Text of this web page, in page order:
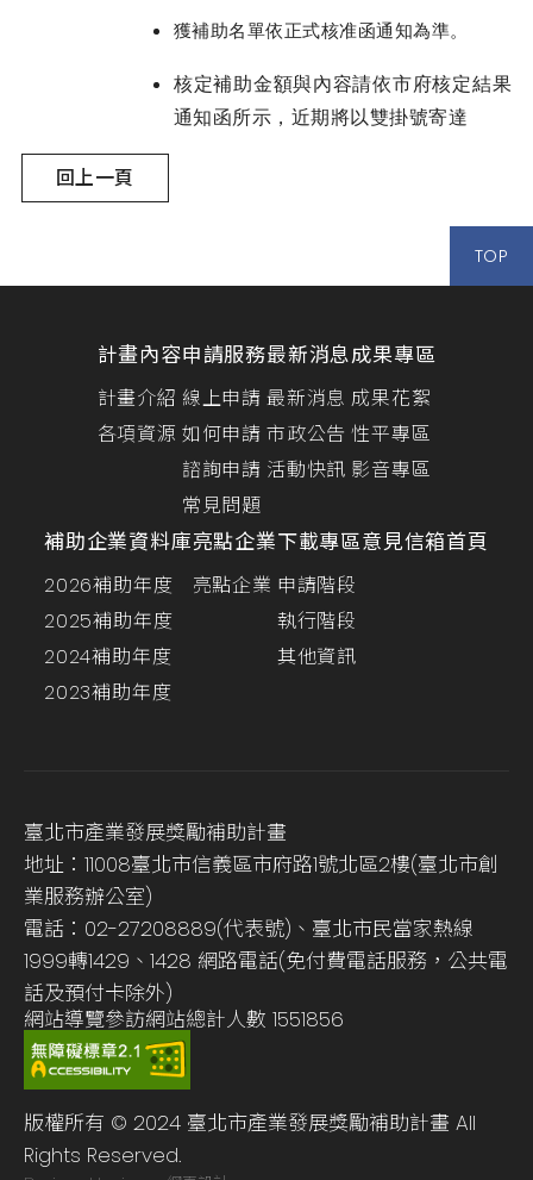
獲補助名單依正式核准函通知為準。
核定補助金額與內容請依市府核定結果
通知函所示，近期將以雙掛號寄達
回上一頁
TOP
計畫內容
計畫介紹
各項資源
申請服務
線上申請
如何申請
諮詢申請
常見問題
最新消息
最新消息
市政公告
活動快訊
成果專區
成果花絮
性平專區
影音專區
補助企業資料庫
2026補助年度
2025補助年度
2024補助年度
2023補助年度
亮點企業
亮點企業
下載專區
申請階段
執行階段
其他資訊
意見信箱首頁
臺北市產業發展獎勵補助計畫
地址：11008臺北市信義區市府路1號北區2樓(臺北市創
業服務辦公室)
電話：02-27208889(代表號)、臺北市民當家熱線
1999轉1429、1428 網路電話(免付費電話服務，公共電
話及預付卡除外)
網站導覽參訪網站總計人數 1551856
版權所有 © 2024 臺北市產業發展獎勵補助計畫 All
Rights Reserved.